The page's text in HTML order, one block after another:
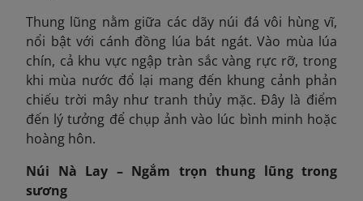
Thung lũng nằm giữa các dãy núi đá vôi hùng vĩ,
nổi bật với cánh đồng lúa bát ngát. Vào mùa lúa
chín, cả khu vực ngập tràn sắc vàng rực rỡ, trong
khi mùa nước đổ lại mang đến khung cảnh phản
chiếu trời mây như tranh thủy mặc. Đây là điểm
đến lý tưởng để chụp ảnh vào lúc bình minh hoặc
hoàng hôn.
Núi Nà Lay – Ngắm trọn thung lũng trong
sương